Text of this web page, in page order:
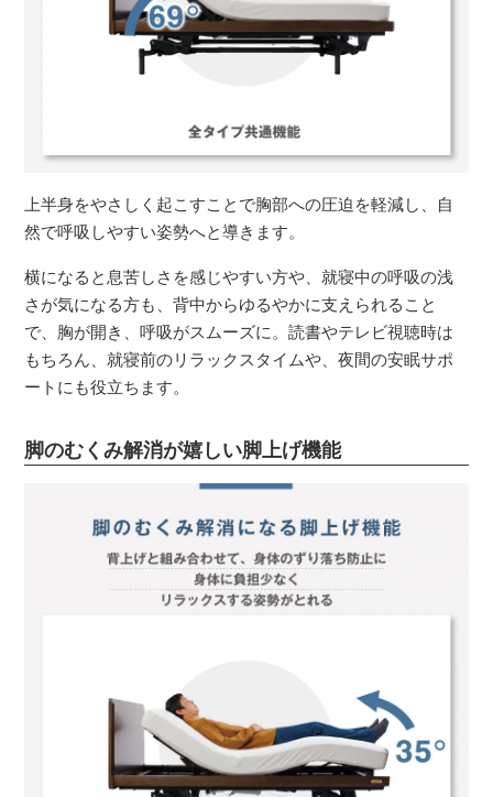
上半身をやさしく起こすことで胸部への圧迫を軽減し、自
然で呼吸しやすい姿勢へと導きます。
横になると息苦しさを感じやすい方や、就寝中の呼吸の浅
さが気になる方も、背中からゆるやかに支えられること
で、胸が開き、呼吸がスムーズに。読書やテレビ視聴時は
もちろん、就寝前のリラックスタイムや、夜間の安眠サポ
ートにも役立ちます。
脚のむくみ解消が嬉しい脚上げ機能